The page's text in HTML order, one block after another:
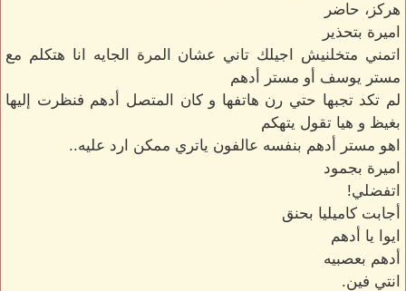
هركز، حاضر
اميرة بتحذير
اتمني متخلنيش اجيلك تاني عشان المرة الجايه انا هتكلم مع
مستر يوسف أو مستر أدهم
لم تكد تجبها حتي رن هاتفها و كان المتصل أدهم فنظرت إليها
بغيظ و هيا تقول يتهكم
اهو مستر أدهم بنفسه عالفون ياتري ممكن ارد عليه..
اميرة بجمود
اتفضلي!
أجابت كاميليا بحنق
ايوا يا أدهم
أدهم بعصبيه
انتي فين.